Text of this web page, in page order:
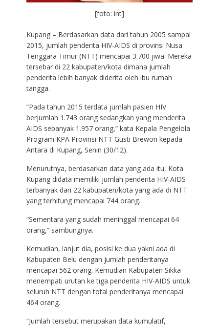
[foto: int]
Kupang – Berdasarkan data dari tahun 2005 sampai
2015, jumlah penderita HIV-AIDS di provinsi Nusa
Tenggara Timur (NTT) mencapai 3.700 jiwa. Mereka
tersebar di 22 kabupaten/kota dimana jumlah
penderita lebih banyak diderita oleh ibu rumah
tangga.
“Pada tahun 2015 terdata jumlah pasien HIV
berjumlah 1.743 orang sedangkan yang menderita
AIDS sebanyak 1.957 orang,” kata Kepala Pengelola
Program KPA Provinsi NTT Gusti Brewon kepada
Antara di Kupang, Senin (30/12).
Menurutnya, berdasarkan data yang ada itu, Kota
Kupang didata memiliki jumlah penderita HIV-AIDS
terbanyak dari 22 kabupaten/kota yang ada di NTT
yang terhitung mencapai 744 orang.
“Sementara yang sudah meninggal mencapai 64
orang,” sambungnya.
Kemudian, lanjut dia, posisi ke dua yakni ada di
Kabupaten Belu dengan jumlah penderitanya
mencapai 562 orang. Kemudian Kabupaten Sikka
menempati urutan ke tiga penderita HIV-AIDS untuk
seluruh NTT dengan total penderitanya mencapai
464 orang.
“Jumlah tersebut merupakan data kumulatif,